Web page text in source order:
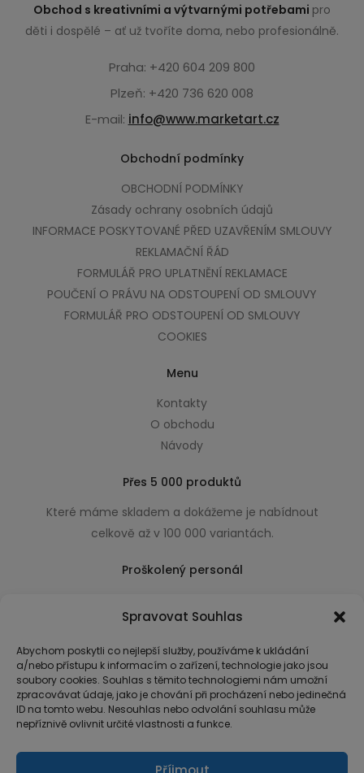
Spravovat Souhlas
Abychom poskytli co nejlepší služby, používáme k ukládání
a/nebo přístupu k informacím o zařízení, technologie jako jsou
soubory cookies. Souhlas s těmito technologiemi nám umožní
zpracovávat údaje, jako je chování při procházení nebo jedinečná
ID na tomto webu. Nesouhlas nebo odvolání souhlasu může
nepříznivě ovlivnit určité vlastnosti a funkce.
Obchod s kreativními a výtvarnými potřebami pro
děti i dospělé – ať už tvoříte doma, nebo profesionálně.
Praha: +420 604 209 800
Plzeň: +420 736 620 008
E-mail: info@www.marketart.cz
Obchodní podmínky
OBCHODNÍ PODMÍNKY
Zásady ochrany osobních údajů
INFORMACE POSKYTOVANÉ PŘED UZAVŘENÍM SMLOUVY
REKLAMAČNÍ ŘÁD
FORMULÁŘ PRO UPLATNĚNÍ REKLAMACE
POUČENÍ O PRÁVU NA ODSTOUPENÍ OD SMLOUVY
FORMULÁŘ PRO ODSTOUPENÍ OD SMLOUVY
COOKIES
Menu
Kontakty
O obchodu
Návody
Přes 5 000 produktů
Které máme skladem a dokážeme je nabídnout
celkově až v 100 000 variantách.
Proškolený personál
usnadňující nákup.